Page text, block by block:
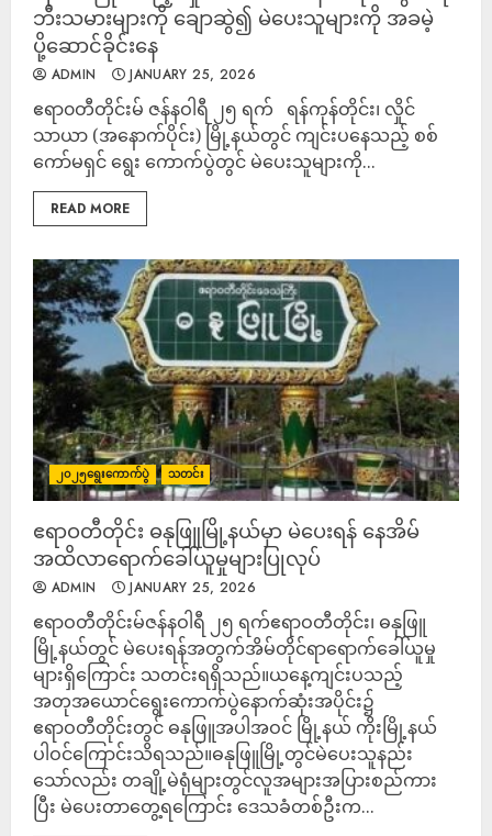
ဘီးသမားများကို ချောဆွဲ၍ မဲပေးသူများကို အခမဲ့
ပို့ဆောင်ခိုင်းနေ
ADMIN JANUARY 25, 2026
ဧရာ၀တီတိုင်းမ် ဇန်နဝါရီ ၂၅ ရက် ရန်ကုန်တိုင်း၊ လှိုင်
သာယာ (အနောက်ပိုင်း) မြို့နယ်တွင် ကျင်းပနေသည့် စစ်
ကော်မရှင် ရွေး ကောက်ပွဲတွင် မဲပေးသူများကို...
READ MORE
၂၀၂၅ရွေးကောက်ပွဲ သတင်း
ဧရာဝတီတိုင်း ဓနုဖြူမြို့နယ်မှာ မဲပေးရန် နေအိမ်
အထိလာရောက်ခေါ်ယူမှုများပြုလုပ်
ADMIN JANUARY 25, 2026
‎ဧရာဝတီတိုင်းမ်‎ဇန်နဝါရီ ၂၅ ရက်‎‎ဧရာဝတီတိုင်း၊ ဓနုဖြူ
မြို့နယ်တွင် မဲပေးရန်အတွက်အိမ်တိုင်ရာရောက်ခေါ်ယူမှု
များရှိကြောင်း သတင်းရရှိသည်။‎‎ယနေ့ကျင်းပသည့်
အတုအယောင်ရွေးကောက်ပွဲနောက်ဆုံးအပိုင်း၌
ဧရာဝတီတိုင်း‌တွင် ဓနုဖြူအပါအဝင် မြို့နယ် ကိုးမြို့နယ်
ပါဝင်ကြောင်းသိရသည်။‎‎ဓနုဖြူမြို့တွင်မဲပေးသူနည်း
သော်လည်း တချို့မဲရုံများတွင်လူအများအပြားစည်ကား
ပြီး မဲပေးတာတွေ့ရကြောင်း ဒေသခံတစ်ဦးက...